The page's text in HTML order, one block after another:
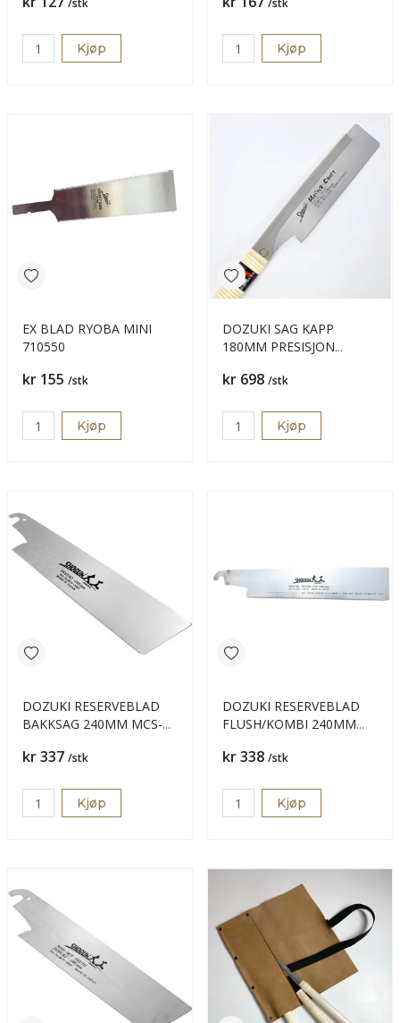
/stk
Kjøp
/stk
Kjøp
EX BLAD RYOBA MINI
710550
Pris
kr 155 /stk
Kjøp
DOZUKI SAG KAPP
180MM PRESISJON
Pris
kr 698 /stk
Kjøp
DOZUKI RESERVEBLAD
BAKKSAG 240MM MCS-
Pris
kr 337 /stk
Kjøp
DOZUKI RESERVEBLAD
FLUSH/KOMBI 240MM
Pris
kr 338 /stk
Kjøp